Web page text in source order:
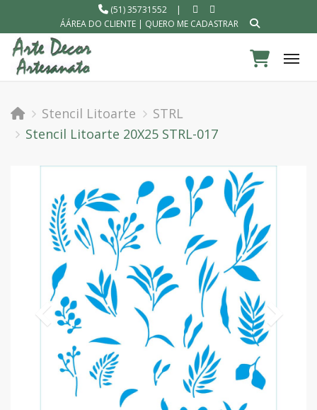
(51) 35731552
|
ÁÁREA DO CLIENTE| QUERO ME CADASTRAR
Stencil Litoarte
STRL
Stencil Litoarte 20X25 STRL-017